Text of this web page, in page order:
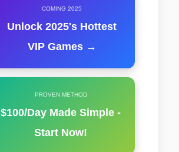
COMING 2025
Unlock 2025's Hottest
VIP Games →
PROVEN METHOD
$100/Day Made Simple -
Start Now!